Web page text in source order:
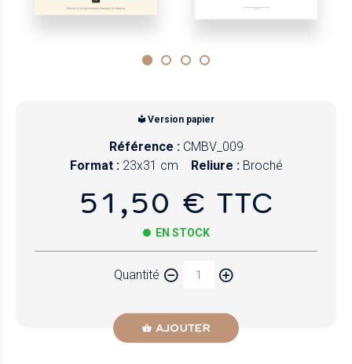
Version papier
Référence : CMBV_009
Format : 23x31 cm Reliure : Broché
51,50 € TTC
EN STOCK
Quantité
AJOUTER